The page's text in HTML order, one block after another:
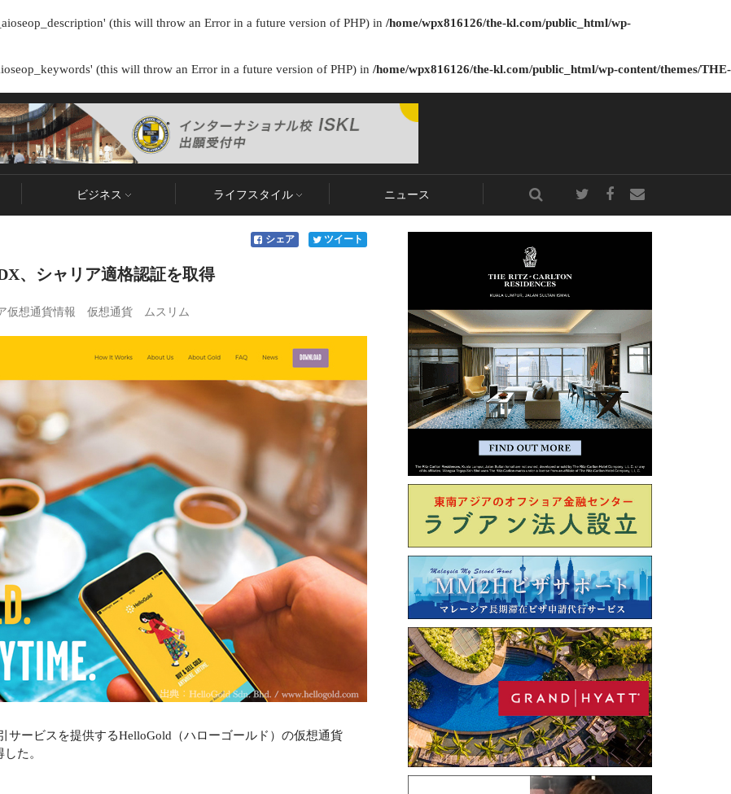
(this will throw an Error in a future version of PHP) in /home/wpx816126/the-kl.com/public_html/wp-
(this will throw an Error in a future version of PHP) in /home/wpx816126/the-kl.com/public_html/wp-content/themes/THE-
ビジネス ライフスタイル ニュース
シェア ツイート
、シャリア適格認証を取得
仮想通貨情報 仮想通貨 ムスリム
ービスを提供するHelloGold（ハローゴールド）の仮想通貨
た。